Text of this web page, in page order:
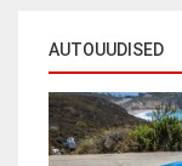
AUTOUUDISED